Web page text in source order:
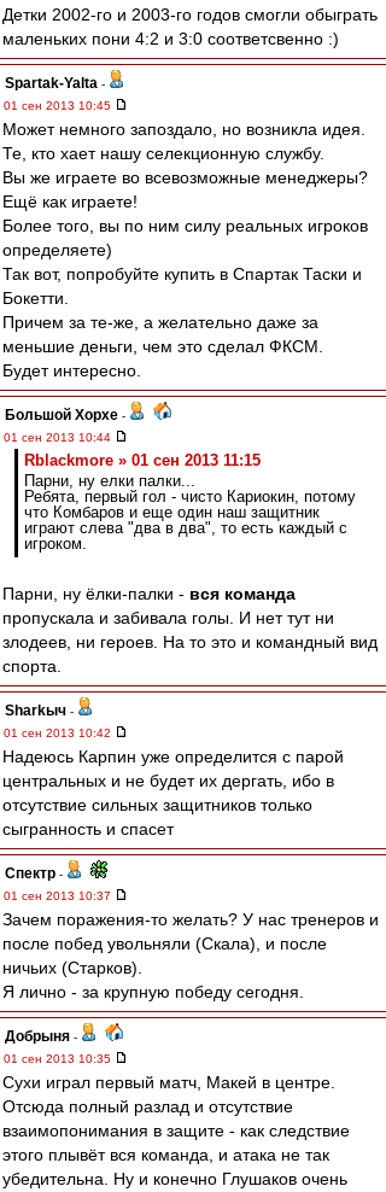
Детки 2002-го и 2003-го годов смогли обыграть
маленьких пони 4:2 и 3:0 соответсвенно :)
Spartak-Yalta -
01 сен 2013 10:45
Может немного запоздало, но возникла идея.
Те, кто хает нашу селекционную службу.
Вы же играете во всевозможные менеджеры?
Ещё как играете!
Более того, вы по ним силу реальных игроков
определяете)
Так вот, попробуйте купить в Спартак Таски и
Бокетти.
Причем за те-же, а желательно даже за
меньшие деньги, чем это сделал ФКСМ.
Будет интересно.
Большой Хорхе -
01 сен 2013 10:44
Rblackmore » 01 сен 2013 11:15
Парни, ну елки палки...
Ребята, первый гол - чисто Кариокин, потому
что Комбаров и еще один наш защитник
играют слева "два в два", то есть каждый с
игроком.
Парни, ну ёлки-палки - вся команда
пропускала и забивала голы. И нет тут ни
злодеев, ни героев. На то это и командный вид
спорта.
Sharkыч -
01 сен 2013 10:42
Надеюсь Карпин уже определится с парой
центральных и не будет их дергать, ибо в
отсутствие сильных защитников только
сыгранность и спасет
Спектр -
01 сен 2013 10:37
Зачем поражения-то желать? У нас тренеров и
после побед увольняли (Скала), и после
ничьих (Старков).
Я лично - за крупную победу сегодня.
Добрыня -
01 сен 2013 10:35
Сухи играл первый матч, Макей в центре.
Отсюда полный разлад и отсутствие
взаимопонимания в защите - как следствие
этого плывёт вся команда, и атака не так
убедительна. Ну и конечно Глушаков очень